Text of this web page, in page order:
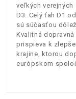
veľkých verejných
D3. Celý ťah D1
sú súčasťou
Kvalitná
prispieva k
krajine, ktorou
európskom